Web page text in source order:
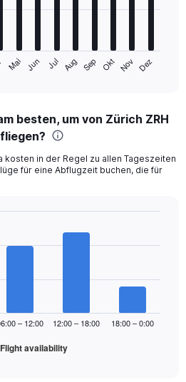
Mai Jun Jul Aug Sep Okt Nov Dez
besten, um von Zürich ZRH
kosten in der Regel zu allen Tageszeiten
für eine Abflugzeit buchen, die für
Flight availability
– 12:00 12:00 – 18:00 18:00 – 0:00